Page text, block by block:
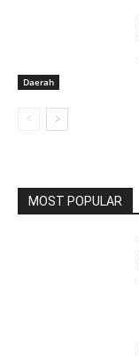
Daerah
MOST POPULAR